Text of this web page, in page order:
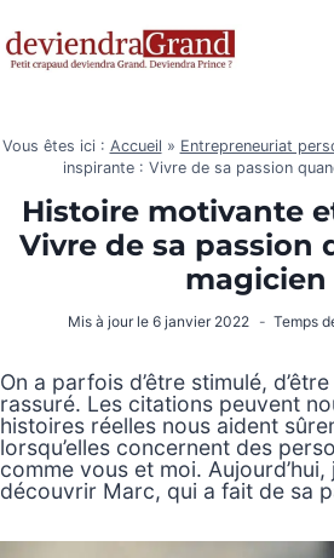
au
contenu
Vous êtes ici : Accueil » Entrepreneuriat
inspirante : Vivre de sa passion
Histoire motivante
Vivre de sa passion
Mis à jour le 6 janvier 2022 Temps
On a parfois d’être stimulé,
rassuré. Les citations peuvent
histoires réelles nous aident
lorsqu’elles concernent des
comme vous et moi.
découvrir Marc, qui a fait de sa